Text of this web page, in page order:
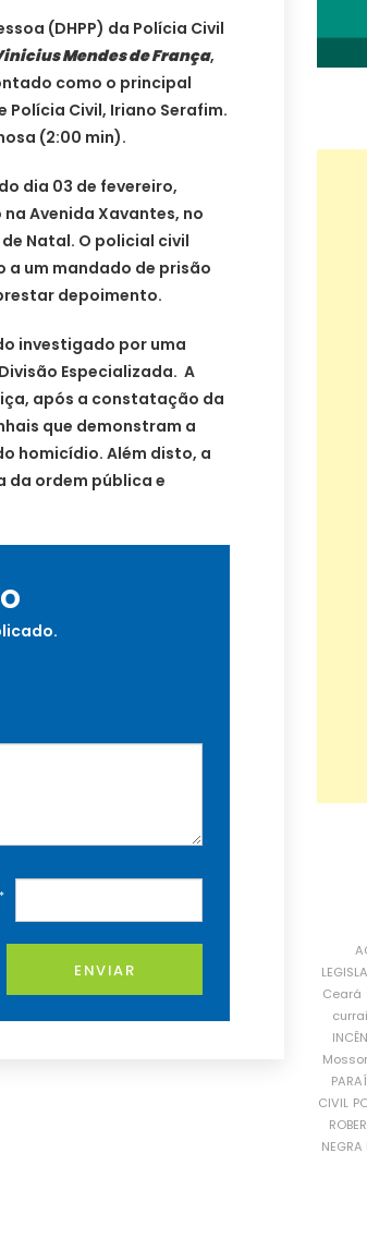
(DHPP) da Polícia Civil
Mendes de França,
como o principal
Civil, Iriano Serafim.
(2:00 min).
dia 03 de fevereiro,
Avenida Xavantes, no
Natal. O policial civil
a um mandado de prisão
depoimento.
investigado por uma
Especializada. A
após a constatação da
que demonstram a
homicídio. Além disto, a
ordem pública e
*
ENVIAR
Ceará
CIVIL
NEGRA